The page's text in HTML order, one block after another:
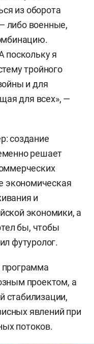
из оборота
либо военные,
поскольку я
тройного
и для
для всех», —
создание
решает
экономическая
и
экономики, а
бы, чтобы
футуролог.
программа
проектом, а
стабилизации,
явлений при
потоков.